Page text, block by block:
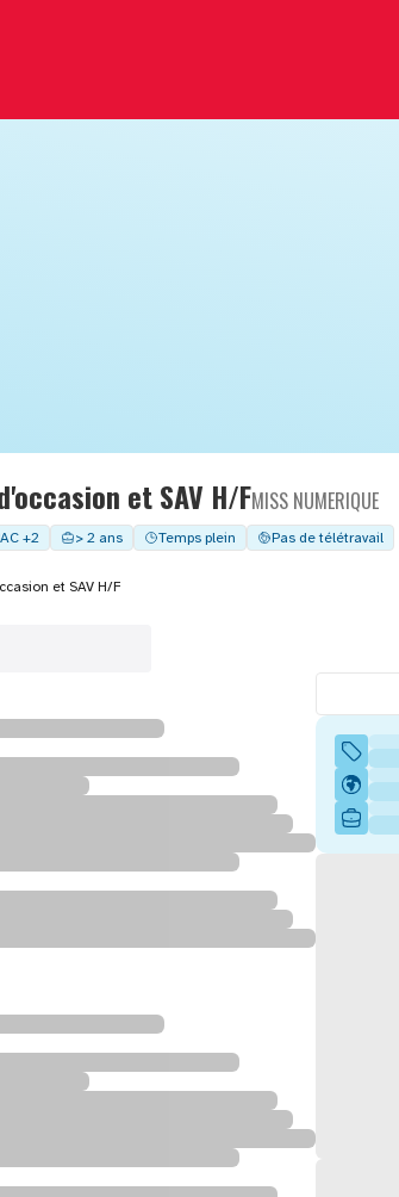
et SAV H/FMISS NUMERIQUE
+2 > 2 ans Temps plein Pas de télétravail
et SAV H/F